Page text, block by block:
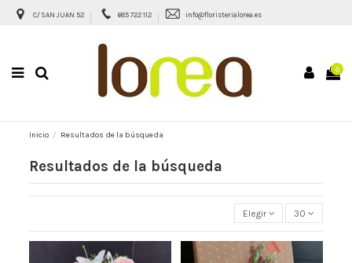
C/ SAN JUAN 52 685 722 112 info@floristerialorea.es
0
Inicio Resultados de la búsqueda
Resultados de la búsqueda
Elegir 30